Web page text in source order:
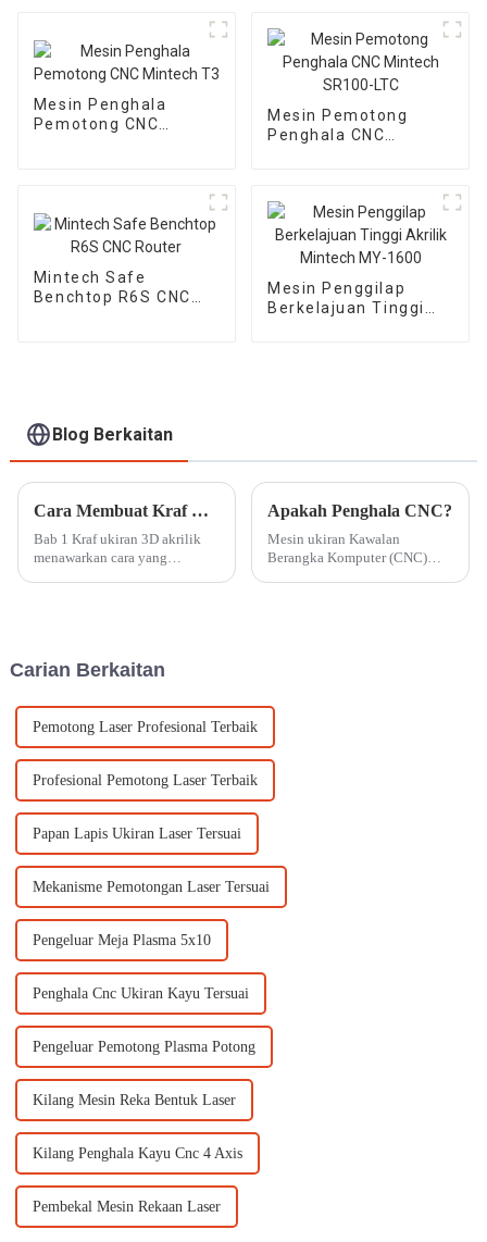
Mesin Penghala
Pemotong CNC
Mesin Pemotong
Penghala CNC
Mintech Safe
Benchtop R6S CNC
Mesin Penggilap
Berkelajuan Tinggi
Blog Berkaitan
Cara Membuat Kraf Ukiran 3D Akrilik Menggunakan Mesin Ukiran CNC
Bab 1 Kraf ukiran 3D akrilik
menawarkan cara yang
CNC membolehkan engr...
Apakah Penghala CNC?
Mesin ukiran Kawalan
Berangka Komputer (CNC)
Carian Berkaitan
Pemotong Laser Profesional Terbaik
Profesional Pemotong Laser Terbaik
Papan Lapis Ukiran Laser Tersuai
Mekanisme Pemotongan Laser Tersuai
Pengeluar Meja Plasma 5x10
Penghala Cnc Ukiran Kayu Tersuai
Pengeluar Pemotong Plasma Potong
Kilang Mesin Reka Bentuk Laser
Kilang Penghala Kayu Cnc 4 Axis
Pembekal Mesin Rekaan Laser